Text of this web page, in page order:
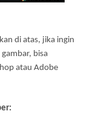
di atas, jika ingin
bisa
atau Adobe